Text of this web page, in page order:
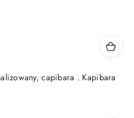
capibara . Kapibara